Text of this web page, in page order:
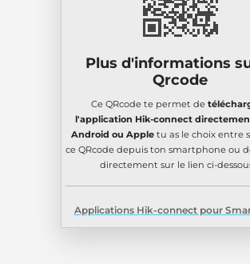
Plus d'informations
Qrcode
Ce QRcode te permet de
l'application Hik-connect
Android ou Apple tu as le choix entre
ce QRcode depuis ton smartphone ou
directement sur le lien ci-
Applications Hik-connect pour